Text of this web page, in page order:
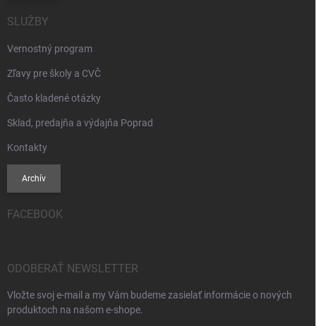
SLUŽBY
Vernostný program
Zľavy pre školy a CVČ
Často kladené otázky
Sklad, predajňa a výdajňa Poprad
Kontakty
Archív
FACEBOOK
ODOBERAŤ NEWSLETTER
Vložte svoj e-mail a my Vám budeme zasielať informácie o nových
produktoch na našom e-shope.